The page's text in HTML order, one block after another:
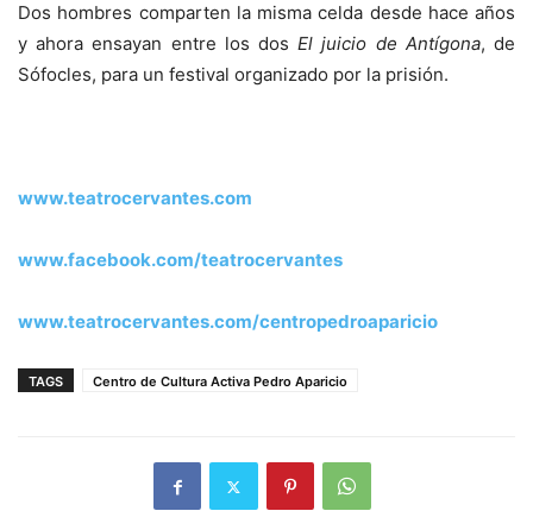
Dos hombres comparten la misma celda desde hace años
y ahora ensayan entre los dosEl juicio de Antígona, de
Sófocles, para un festival organizado por la prisión.
www.teatrocervantes.com
www.facebook.com/teatrocervantes
www.teatrocervantes.com/centropedroaparicio
TAGS Centro de Cultura Activa Pedro Aparicio